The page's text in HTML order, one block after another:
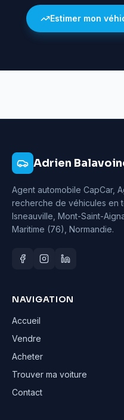
Estimer mon
Adrien
Agent automobile CapCar,
recherche de véhicules en
Isneauville, Mont-Saint-
Maritime (76), Normandie.
NAVIGATION
Accueil
Vendre
Acheter
Trouver ma voiture
Contact